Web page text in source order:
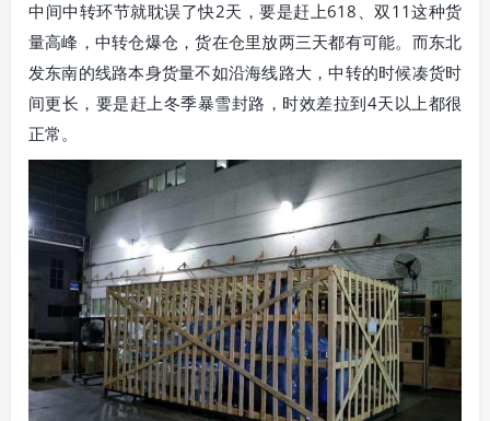
中间中转环节就耽误了快2天，要是赶上618、双11这种货
量高峰，中转仓爆仓，货在仓里放两三天都有可能。而东北
发东南的线路本身货量不如沿海线路大，中转的时候凑货时
间更长，要是赶上冬季暴雪封路，时效差拉到4天以上都很
正常。